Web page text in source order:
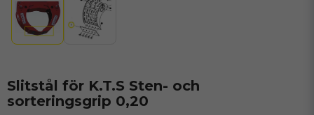
Slitstål för K.T.S Sten- och
sorteringsgrip 0,20